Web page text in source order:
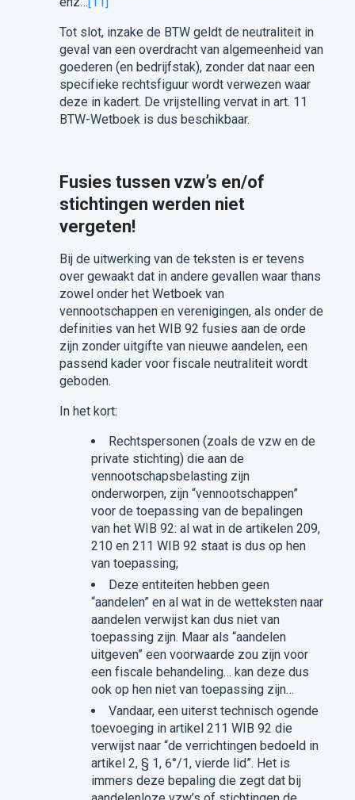
Tot slot, inzake de BTW geldt de neutraliteit in
geval van een overdracht van algemeenheid van
goederen (en bedrijfstak), zonder dat naar een
specifieke rechtsfiguur wordt verwezen waar
deze in kadert. De vrijstelling vervat in art. 11
BTW-Wetboek is dus beschikbaar.
Fusies tussen vzw’s en/of
stichtingen werden niet
vergeten!
Bij de uitwerking van de teksten is er tevens
over gewaakt dat in andere gevallen waar thans
zowel onder het Wetboek van
vennootschappen en verenigingen, als onder de
definities van het WIB 92 fusies aan de orde
zijn zonder uitgifte van nieuwe aandelen, een
passend kader voor fiscale neutraliteit wordt
geboden.
In het kort:
Rechtspersonen (zoals de vzw en de
private stichting) die aan de
vennootschapsbelasting zijn
onderworpen, zijn “vennootschappen”
voor de toepassing van de bepalingen
van het WIB 92: al wat in de artikelen 209,
210 en 211 WIB 92 staat is dus op hen
van toepassing;
Deze entiteiten hebben geen
“aandelen” en al wat in de wetteksten naar
aandelen verwijst kan dus niet van
toepassing zijn. Maar als “aandelen
uitgeven” een voorwaarde zou zijn voor
een fiscale behandeling… kan deze dus
ook op hen niet van toepassing zijn…
Vandaar, een uiterst technisch ogende
toevoeging in artikel 211 WIB 92 die
verwijst naar “de verrichtingen bedoeld in
artikel 2, § 1, 6°/1, vierde lid”. Het is
immers deze bepaling die zegt dat bij